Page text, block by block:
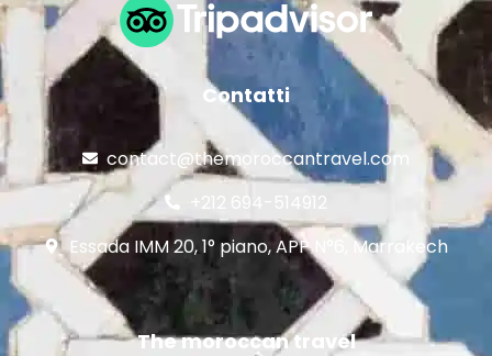
Contatti
contact@themoroccantravel.com
+212 694-514912
Essada IMM 20, 1° piano, APP N°6, Marrakech
The moroccan travel